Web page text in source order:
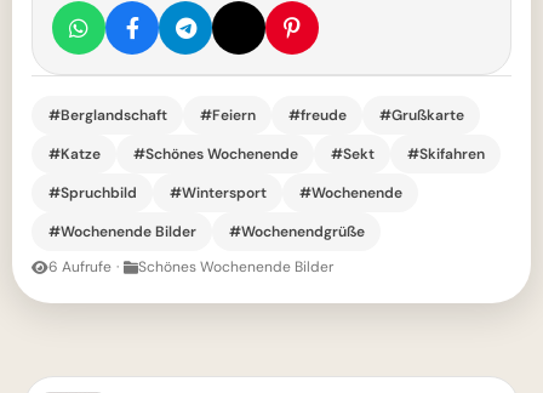
#Berglandschaft #Feiern #freude
#Grußkarte
#Katze
#Schönes Wochenende #Sekt
#Skifahren
#Spruchbild
#Wintersport
#Wochenende
#Wochenende Bilder
#Wochenendgrüße
6 Aufrufe · Schönes Wochenende Bilder